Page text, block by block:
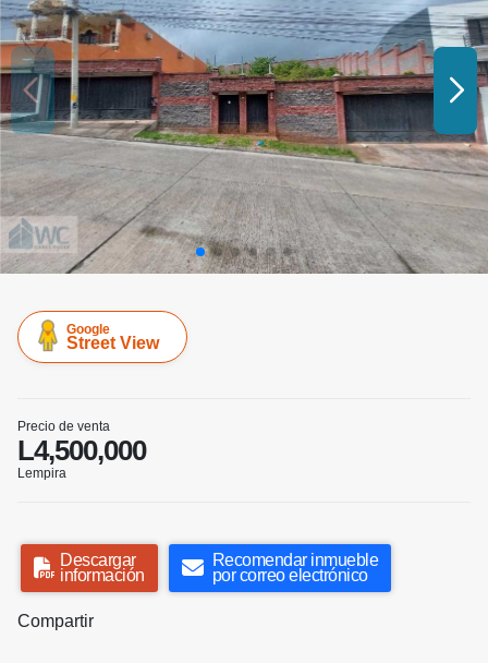
Google
Street View
Precio de venta
L4,500,000
Lempira
Descargar
información
Recomendar inmueble
por correo electrónico
Compartir